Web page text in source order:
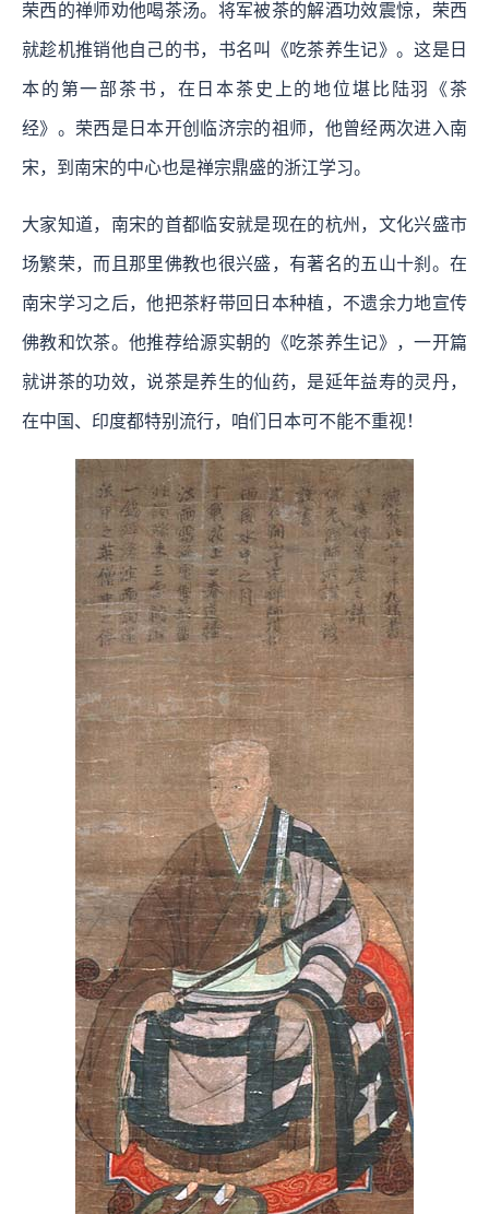
荣西的禅师劝他喝茶汤。将军被茶的解酒功效震惊，荣西
就趁机推销他自己的书，书名叫《吃茶养生记》。这是日
本的第一部茶书，在日本茶史上的地位堪比陆羽《茶
经》。荣西是日本开创临济宗的祖师，他曾经两次进入南
宋，到南宋的中心也是禅宗鼎盛的浙江学习。
大家知道，南宋的首都临安就是现在的杭州，文化兴盛市
场繁荣，而且那里佛教也很兴盛，有著名的五山十刹。在
南宋学习之后，他把茶籽带回日本种植，不遗余力地宣传
佛教和饮茶。他推荐给源实朝的《吃茶养生记》，一开篇
就讲茶的功效，说茶是养生的仙药，是延年益寿的灵丹，
在中国、印度都特别流行，咱们日本可不能不重视！